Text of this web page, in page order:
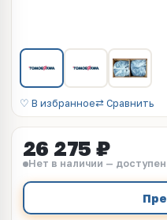
♡ В избранное⇄ Сравнить
26 275 ₽
Нет в наличии —